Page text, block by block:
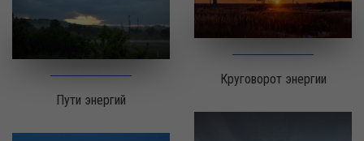
Пути энергий
Круговорот энергии